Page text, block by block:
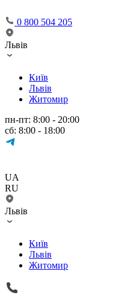
0 800 504 205
Львів
Київ
Львів
Житомир
пн-пт: 8:00 - 20:00
сб: 8:00 - 18:00
UA
RU
Львів
Київ
Львів
Житомир